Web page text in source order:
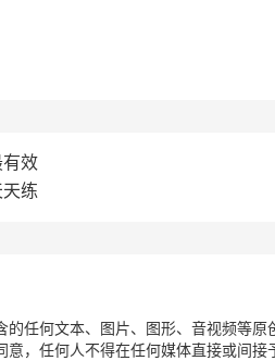
效
练
的任何文本、图片、图形、音视频等
，任何人不得在任何媒体直接或间接